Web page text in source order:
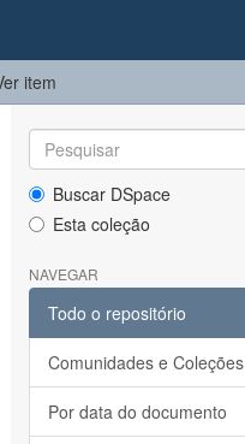
item
Buscar DSpace
Esta coleção
NAVEGAR
Todo o repositório
Comunidades e Coleções
Por data do documento